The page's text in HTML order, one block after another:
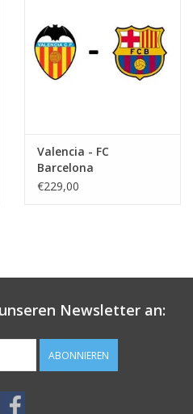
Valencia - FC
Barcelona
€229,00
Newsletter an:
ABONNIEREN